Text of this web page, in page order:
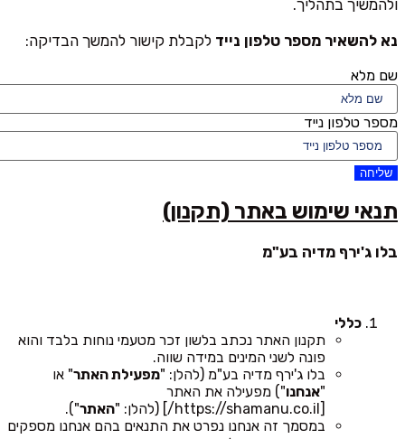
ולהמשיך בתהליך.
נא להשאיר מספר טלפון נייד לקבלת קישור להמשך הבדיקה:
שם מלא
מספר טלפון נייד
שליחה
תנאי שימוש באתר (תקנון)
בלו ג'ירף מדיה בע"מ
כללי
תקנון האתר נכתב בלשון זכר מטעמי נוחות בלבד והוא
פונה לשני המינים במידה שווה.
בלו ג'ירף מדיה בע"מ (להלן: "מפעילת האתר" או
"אנחנו") מפעילה את האתר
האתר").
במסמך זה אנחנו נפרט את התנאים בהם אנחנו מספקים